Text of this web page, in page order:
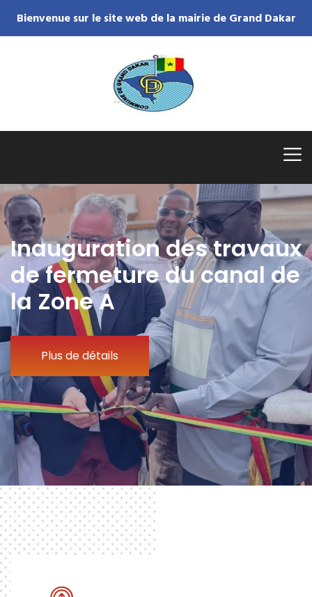
Bienvenue sur le site web de la mairie de Grand Dakar
Inauguration des travaux
de fermeture du canal de
la Zone A
Plus de détails